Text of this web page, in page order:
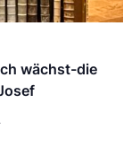
wächst-die